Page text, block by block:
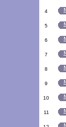
4
5
6
7
8
9
10
11